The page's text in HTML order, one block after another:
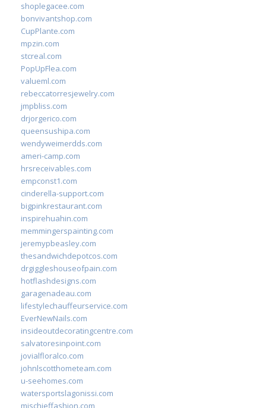
shoplegacee.com
bonvivantshop.com
CupPlante.com
mpzin.com
stcreal.com
PopUpFlea.com
valueml.com
rebeccatorresjewelry.com
jmpbliss.com
drjorgerico.com
queensushipa.com
wendyweimerdds.com
ameri-camp.com
hrsreceivables.com
empconst1.com
cinderella-support.com
bigpinkrestaurant.com
inspirehuahin.com
memmingerspainting.com
jeremypbeasley.com
thesandwichdepotcos.com
drgiggleshouseofpain.com
hotflashdesigns.com
garagenadeau.com
lifestylechauffeurservice.com
EverNewNails.com
insideoutdecoratingcentre.com
salvatoresinpoint.com
jovialfloralco.com
johnlscotthometeam.com
u-seehomes.com
watersportslagonissi.com
mischieffashion.com